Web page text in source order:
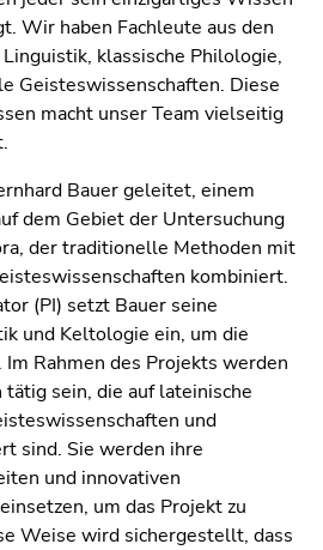
Wir haben Fachleute aus den
klassische Philologie,
Geisteswissenschaften. Diese
macht unser Team vielseitig
Bauer geleitet, einem
dem Gebiet der Untersuchung
der traditionelle Methoden mit
kombiniert.
(PI) setzt Bauer seine
und Keltologie ein, um die
Im Rahmen des Projekts werden
tätig sein, die auf lateinische
und
sind. Sie werden ihre
und innovativen
um das Projekt zu
Weise wird sichergestellt, dass